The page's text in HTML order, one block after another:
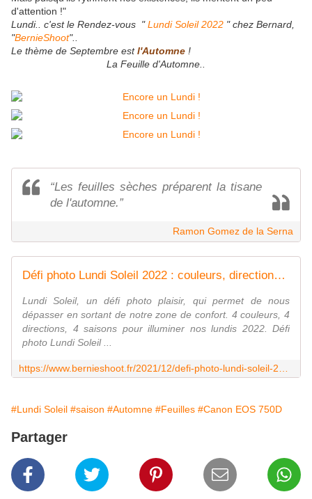
d'attention !"
Lundi.. c'est le Rendez-vous "Lundi Soleil 2022 " chez Bernard,
"BernieShoot"..
Le thème de Septembre estl'Automne !
La Feuille d'Automne..
“Les feuilles sèches préparent la tisane
de l'automne.”
Ramon Gomez de la Serna
Défi photo Lundi Soleil 2022 : couleurs, directions et saisons - Bernieshoot blogueur chroniqueur influenceur toulousain
Lundi Soleil, un défi photo plaisir, qui permet de nous
dépasser en sortant de notre zone de confort. 4 couleurs, 4
directions, 4 saisons pour illuminer nos lundis 2022. Défi
photo Lundi Soleil ...
#Lundi Soleil #saison #Automne #Feuilles #Canon EOS 750D
Partager